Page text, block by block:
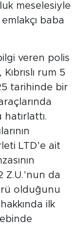
meselesiyle
baba
veren polis
rum 5
tarihinde bir
LTD’e ait
Z.U.’nun da
olduğunu
ilk